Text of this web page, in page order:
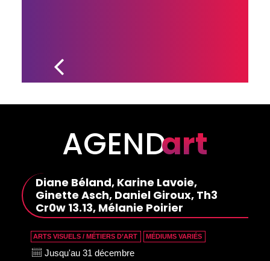
AGENDart
Diane Béland, Karine Lavoie,
Ginette Asch, Daniel Giroux, Th3
Cr0w 13.13, Mélanie Poirier
ARTS VISUELS / MÉTIERS D’ART MÉDIUMS VARIÉS
Jusqu'au 31 décembre